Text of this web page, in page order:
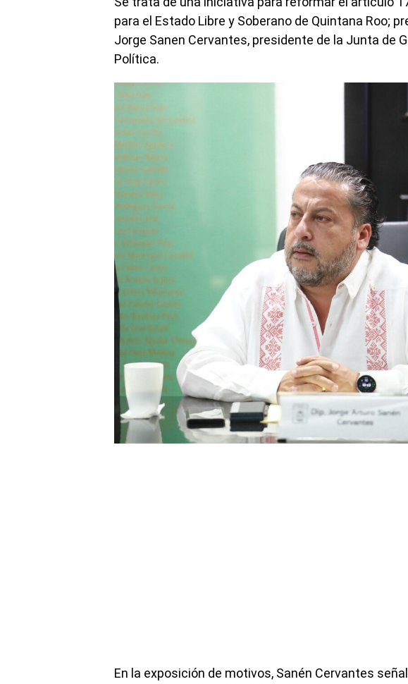
para el Estado Libre y Soberano de Quintana Roo;
Jorge Sanen Cervantes, presidente de la Junta de
Política.
En la exposición de motivos, Sanén Cervantes